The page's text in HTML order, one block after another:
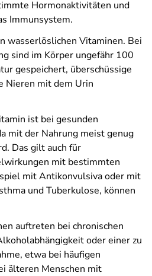
Hormonaktivitäten und
Immunsystem.
wasserlöslichen Vitaminen. Bei
sind im Körper ungefähr 100
gespeichert, überschüssige
Nieren mit dem Urin
ist bei gesunden
mit der Nahrung meist genug
Das gilt auch für
mit bestimmten
mit Antikonvulsiva oder mit
und Tuberkulose, können
auftreten bei chronischen
oder einer zu
etwa bei häufigen
älteren Menschen mit